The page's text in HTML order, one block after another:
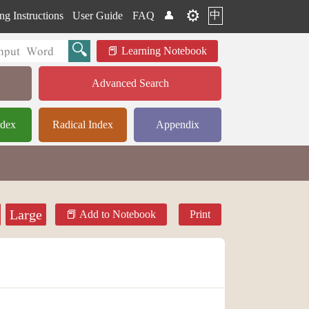
Instructions User Guide FAQ 👤 ⚙️ 中
Learning Notebook
Advanced Search
Radical Index Appendix
Large Add to Notebook Print